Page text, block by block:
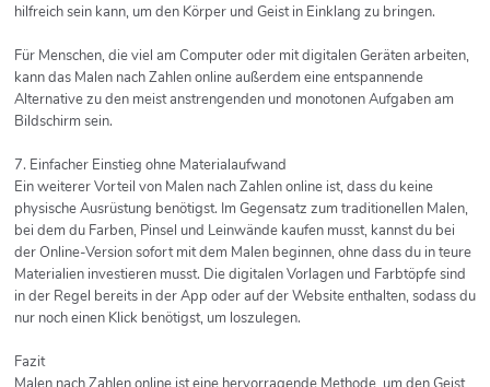
hilfreich sein kann, um den Körper und Geist in Einklang zu bringen.
Für Menschen, die viel am Computer oder mit digitalen Geräten arbeiten,
kann das Malen nach Zahlen online außerdem eine entspannende
Alternative zu den meist anstrengenden und monotonen Aufgaben am
Bildschirm sein.
7. Einfacher Einstieg ohne Materialaufwand
Ein weiterer Vorteil von Malen nach Zahlen online ist, dass du keine
physische Ausrüstung benötigst. Im Gegensatz zum traditionellen Malen,
bei dem du Farben, Pinsel und Leinwände kaufen musst, kannst du bei
der Online-Version sofort mit dem Malen beginnen, ohne dass du in teure
Materialien investieren musst. Die digitalen Vorlagen und Farbtöpfe sind
in der Regel bereits in der App oder auf der Website enthalten, sodass du
nur noch einen Klick benötigst, um loszulegen.
Fazit